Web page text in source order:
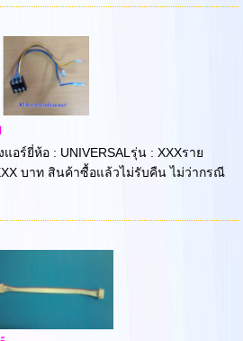
อร์ยี่ห้อ : UNIVERSALรุ่น : XXXราย
บาท สินค้าซื้อแล้วไม่รับคืน ไม่ว่ากรณี